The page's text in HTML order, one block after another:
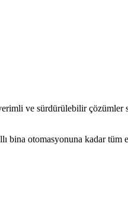
ve sürdürülebilir çözümler
bina otomasyonuna kadar